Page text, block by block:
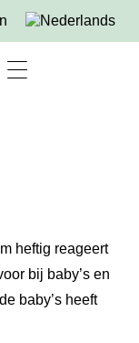
heftig reageert
bij baby’s en
baby’s heeft